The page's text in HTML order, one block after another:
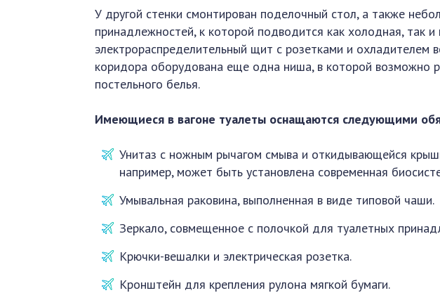
У другой стенки смонтирован поделочный стол, а также
принадлежностей, к которой подводится как холодная, так
электрораспределительный щит с розетками и
коридора оборудована еще одна ниша, в которой возможно
постельного белья.
Имеющиеся в вагоне туалеты оснащаются следующими
Унитаз с ножным рычагом смыва и откидывающейся
например, может быть установлена современная
Умывальная раковина, выполненная в виде типовой чаши.
Зеркало, совмещенное с полочкой для туалетных
Крючки-вешалки и электрическая розетка.
Кронштейн для крепления рулона мягкой бумаги.